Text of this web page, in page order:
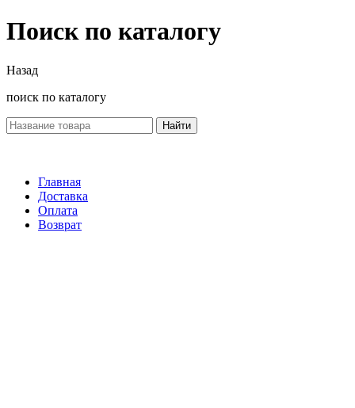
Поиск по каталогу
Назад
поиск по каталогу
Найти
Главная
Доставка
Оплата
Возврат